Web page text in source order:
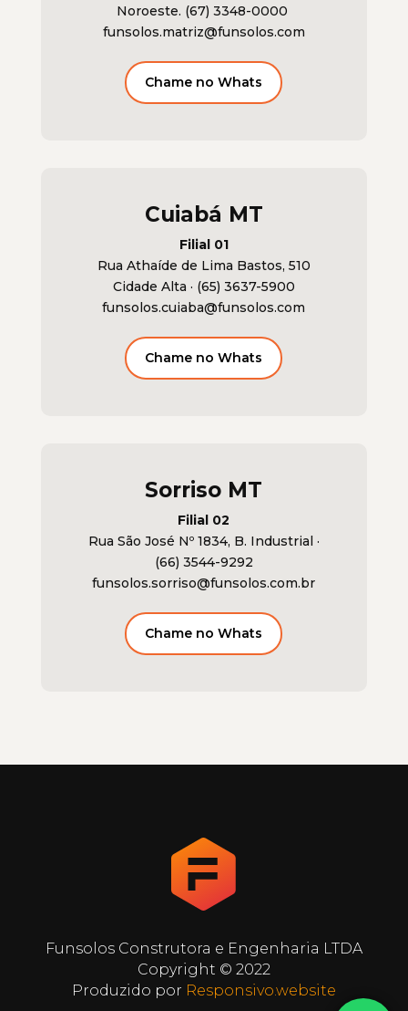
Noroeste. (67) 3348-0000
funsolos.matriz@funsolos.com
Chame no Whats
Cuiabá MT
Filial 01
Rua Athaí­de de Lima Bastos, 510
Cidade Alta · (65) 3637-5900
funsolos.cuiaba@funsolos.com
Chame no Whats
Sorriso MT
Filial 02
Rua São José Nº 1834, B. Industrial ·
(66) 3544-9292
funsolos.sorriso@funsolos.com.br
Chame no Whats
Funsolos Construtora e Engenharia LTDA
Copyright © 2022
Produzido por Responsivo.website